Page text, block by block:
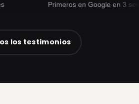
Primeros en Google en 3 semanas
los testimonios